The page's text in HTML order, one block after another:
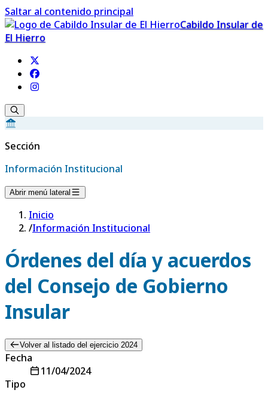
Saltar al contenido principal
Cabildo Insular de
El Hierro
Sección
Información Institucional
Abrir menú lateral
Inicio
/Información Institucional
Órdenes del día y acuerdos
del Consejo de Gobierno
Insular
Volver al listado del ejercicio 2024
Fecha
11/04/2024
Tipo